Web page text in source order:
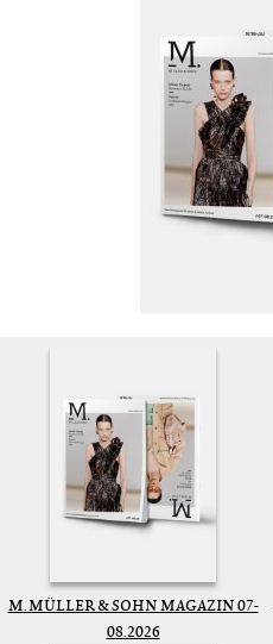
M. MÜLLER & SOHN MAGAZIN 07-
08.2026